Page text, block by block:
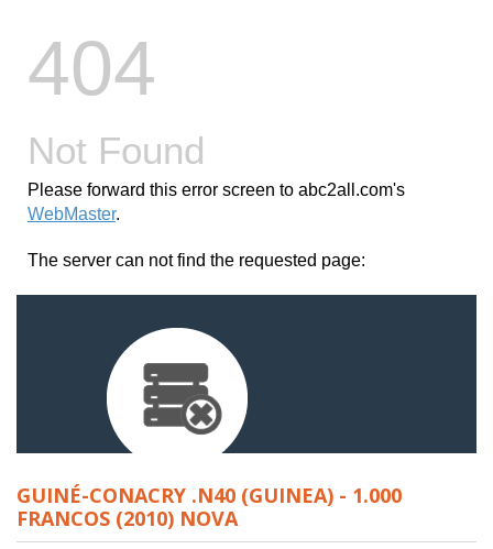
GUINÉ-CONACRY .N40 (GUINEA) - 1.000
FRANCOS (2010) NOVA